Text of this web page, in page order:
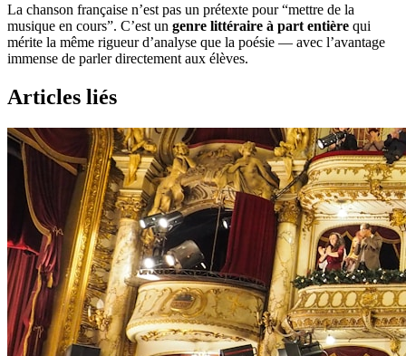
La chanson française n’est pas un prétexte pour “mettre de la
musique en cours”. C’est un genre littéraire à part entière qui
mérite la même rigueur d’analyse que la poésie — avec l’avantage
immense de parler directement aux élèves.
Articles liés